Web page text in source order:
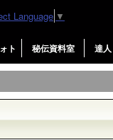
ト 秘伝資料室 達
Language ▼